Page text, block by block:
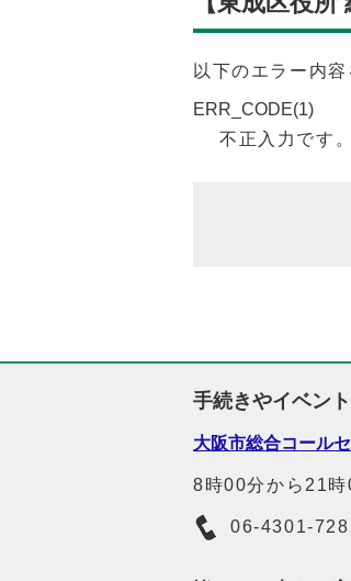
以下のエラー内
ERR_CODE(1)
不正入力です
手続きやイベン
大阪市総合コール
8時00分から21時
06-4301-